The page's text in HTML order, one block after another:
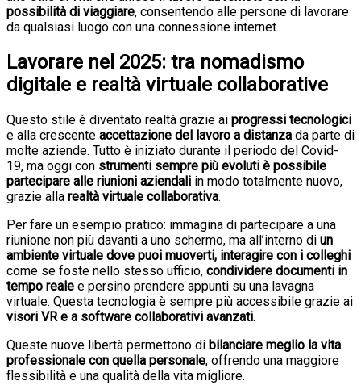
possibilità di viaggiare, consentendo alle persone di lavorare
da qualsiasi luogo con una connessione internet.
Lavorare nel 2025: tra nomadismo
digitale e realtà virtuale collaborative
Questo stile è diventato realtà grazie ai progressi tecnologici
e alla crescente accettazione del lavoro a distanza da parte di
molte aziende. Tutto è iniziato durante il periodo del Covid-
19, ma oggi con strumenti sempre più evoluti è possibile
partecipare alle riunioni aziendali in modo totalmente nuovo,
grazie alla realtà virtuale collaborativa.
Per fare un esempio pratico: immagina di partecipare a una
riunione non più davanti a uno schermo, ma all’interno di un
ambiente virtuale dove puoi muoverti, interagire con i colleghi
come se foste nello stesso ufficio, condividere documenti in
tempo reale e persino prendere appunti su una lavagna
virtuale. Questa tecnologia è sempre più accessibile grazie ai
visori VR e a software collaborativi avanzati.
Queste nuove libertà permettono di bilanciare meglio la vita
professionale con quella personale, offrendo una maggiore
flessibilità e una qualità della vita migliore.